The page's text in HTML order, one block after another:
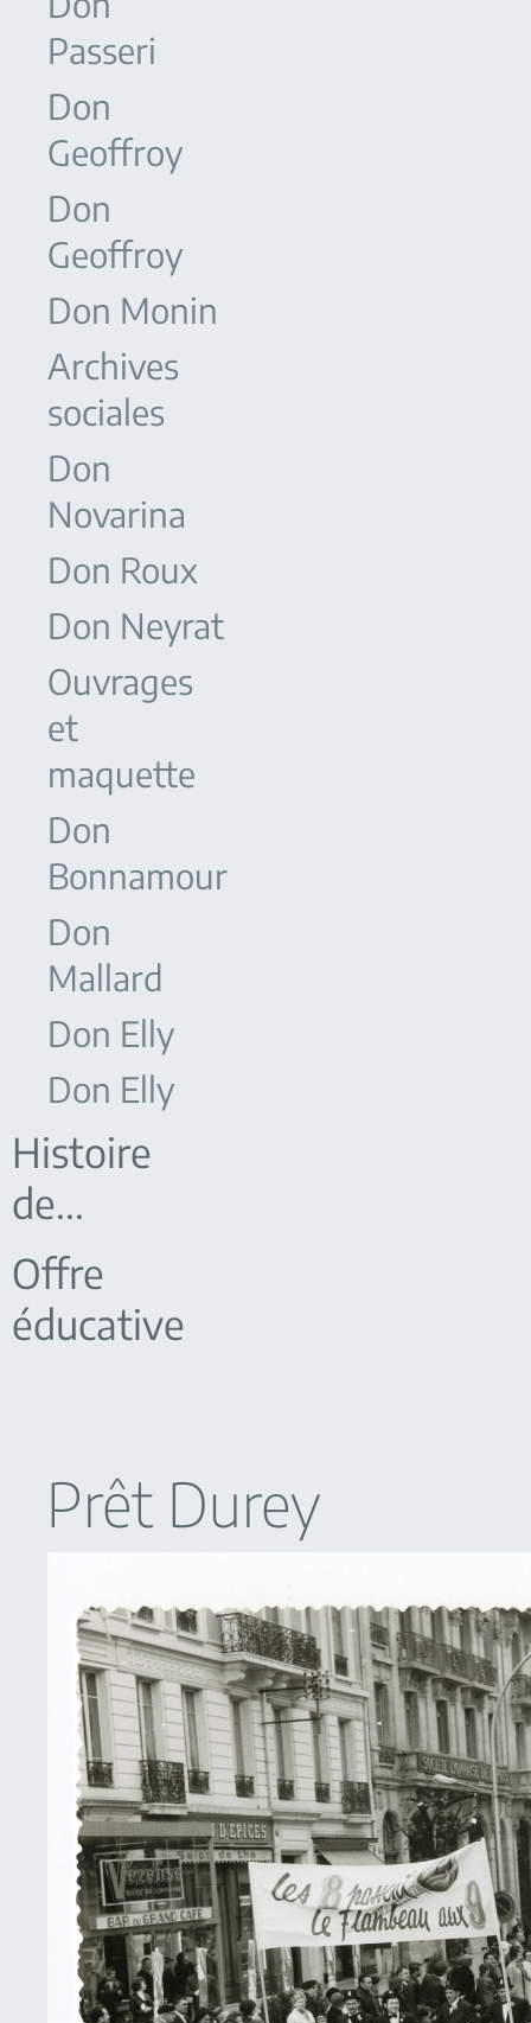
Passeri
Don
Geoffroy
Don
Geoffroy
Don Monin
Archives
sociales
Don
Novarina
Don Roux
Don Neyrat
Ouvrages
et
maquette
Don
Bonnamour
Don
Mallard
Don Elly
Don Elly
Histoire
de...
Offre
éducative
Prêt Durey